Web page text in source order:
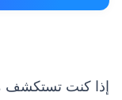
إذا كنت تستكشف